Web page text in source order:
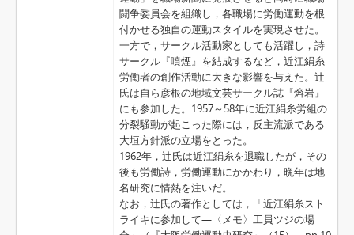
闘争委員会を組織し，各職場に労働運動を根
付かせる独自の運動スタイルを実現させた。
一方で，サークル活動家としても活躍し，詩
サークル『噴煙』を結成するなど，近江絹糸
労働者の創作活動に大きな影響を与えた。辻
氏は自ら彦根の地域文芸サークル誌『熔岩』
にも参加した。1957～58年に近江絹糸労組の
分裂騒動が起こった際には，反主流派である
大垣方針派の立場をとった。
1962年，辻氏は近江絹糸を退職したが，その
後も労働詩，労働運動にかかわり，晩年は地
名研究に情熱を注いだ。
なお，辻氏の著作としては，「近江絹糸スト
ライキに参加して―〈メモ〉工員ツジの場